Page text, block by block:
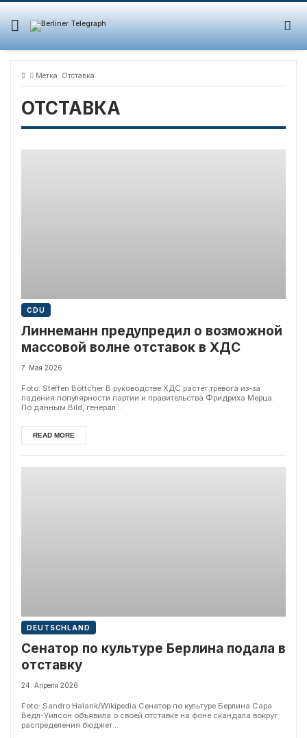
Skip
content
Метка: Отставка
ОТСТАВКА
CDU
Линнеманн предупредил о возможной
массовой волне отставок в ХДС
7. Мая 2026
Foto: Steffen Böttcher В руководстве ХДС растёт тревога из-за
падения популярности партии и правительства Фридриха Мерца.
По данным Bild, генерал...
READ MORE
DEUTSCHLAND
Сенатор по культуре Берлина подала в
отставку
24. Апреля 2026
Foto: Sandro Halank/Wikipedia Сенатор по культуре Берлина Сара
Ведл-Уилсон объявила о своей отставке на фоне скандала вокруг
распределения бюджет...